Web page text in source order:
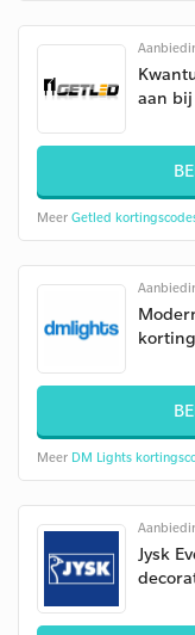
aan
Meer Getled
korting
Meer DM Lights
Jysk